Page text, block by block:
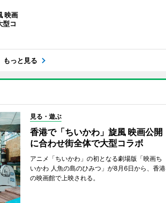
映画
型コ
もっと見る
見る・遊ぶ
香港で「ちいかわ」旋風 映画公開
に合わせ街全体で大型コラボ
アニメ「ちいかわ」の初となる劇場版「映画ち
いかわ 人魚の島のひみつ」が8月6日から、香港
の映画館で上映される。